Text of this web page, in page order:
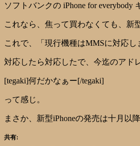
ソフトバンクの iPhone for
これなら、焦って買わなくても、新
これで、「現行機種はMMSに対応し
対応したら対応したで、今迄のアド
[tegaki]何だかなぁー[/tegaki]
って感じ。
まさか、新型iPhoneの発売は十月以
共有: